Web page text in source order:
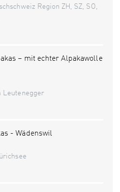
Region ZH, SZ, SO,
– mit echter Alpakawolle
Leutenegger
- Wädenswil